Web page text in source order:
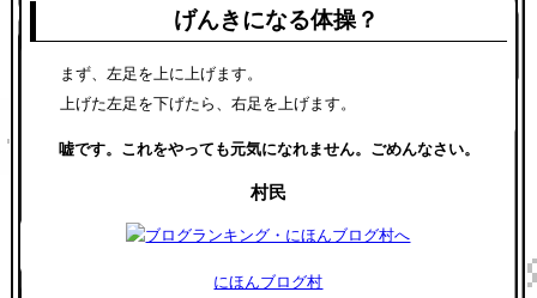
げんきになる体操？
まず、左足を上に上げます。
上げた左足を下げたら、右足を上げます。
嘘です。これをやっても元気になれません。ごめんなさい。
村民
にほんブログ村